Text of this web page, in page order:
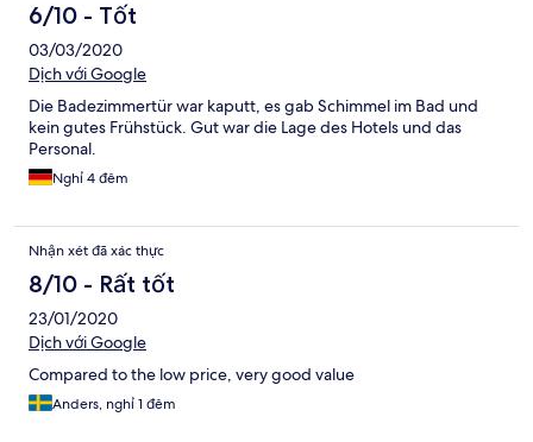
6/10 - Tốt
03/03/2020
Dịch với Google
Die Badezimmertür war kaputt, es gab Schimmel im Bad und
kein gutes Frühstück. Gut war die Lage des Hotels und das
Personal.
Nghỉ 4 đêm
Nhận xét đã xác thực
8/10 - Rất tốt
23/01/2020
Dịch với Google
Compared to the low price, very good value
Anders, nghỉ 1 đêm